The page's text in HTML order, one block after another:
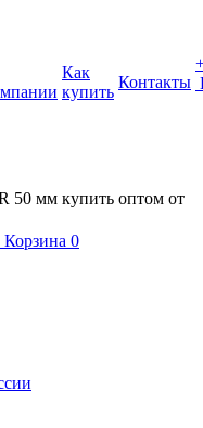
Как
купить
Контакты
50 мм купить оптом от
Корзина 0